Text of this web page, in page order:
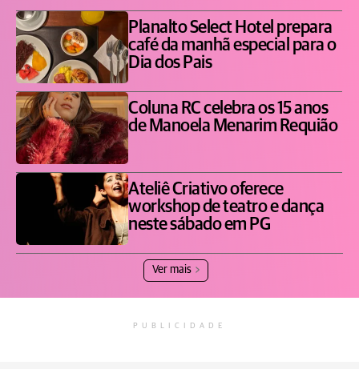
Planalto Select Hotel prepara
café da manhã especial para o
Dia dos Pais
Coluna RC celebra os 15 anos
de Manoela Menarim Requião
Ateliê Criativo oferece
workshop de teatro e dança
neste sábado em PG
Ver mais
PUBLICIDADE